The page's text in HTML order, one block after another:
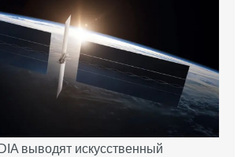
выводят искусственный